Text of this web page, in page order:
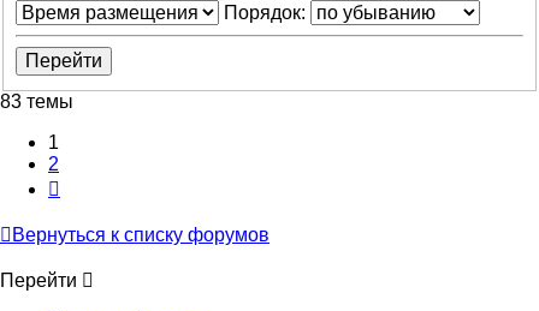
Порядок:
83 темы
1
2
Вернуться к списку форумов
Перейти